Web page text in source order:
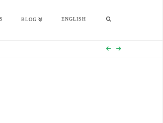
BLOG ENGLISH